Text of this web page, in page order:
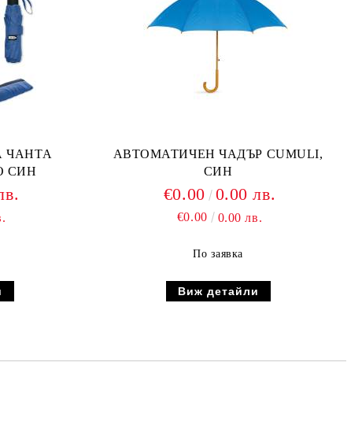
ЧАНТА
СИН
АВТОМАТИЧЕН ЧАДЪР CUMULI,
СИН
€0.00 0.00 лв.
€0.00 0.00 лв.
По заявка
Виж детайли